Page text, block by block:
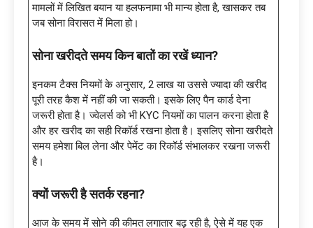
मामलों में लिखित बयान या हलफनामा भी मान्य होता है, खासकर तब
जब सोना विरासत में मिला हो।
सोना खरीदते समय किन बातों का रखें ध्यान?
इनकम टैक्स नियमों के अनुसार, ₹2 लाख या उससे ज्यादा की खरीद
पूरी तरह कैश में नहीं की जा सकती। इसके लिए पैन कार्ड देना
जरूरी होता है। ज्वेलर्स को भी KYC नियमों का पालन करना होता है
और हर खरीद का सही रिकॉर्ड रखना होता है। इसलिए सोना खरीदते
समय हमेशा बिल लेना और पेमेंट का रिकॉर्ड संभालकर रखना जरूरी
है।
क्यों जरूरी है सतर्क रहना?
आज के समय में सोने की कीमत लगातार बढ़ रही है, ऐसे में यह एक